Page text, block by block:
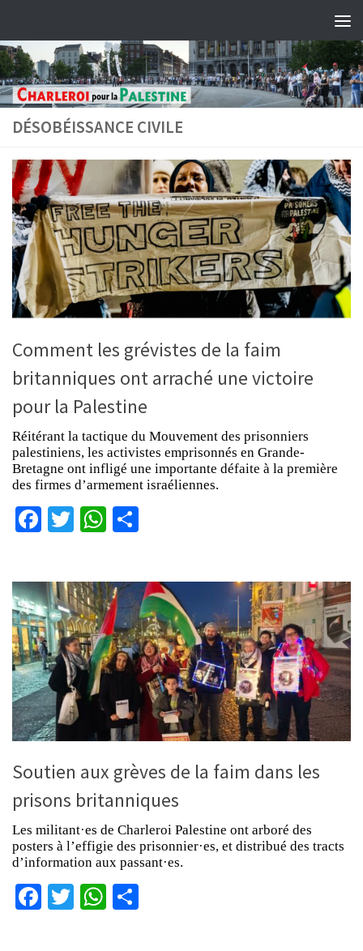
DÉSOBÉISSANCE CIVILE
Comment les grévistes de la faim
britanniques ont arraché une victoire
pour la Palestine
Réitérant la tactique du Mouvement des prisonniers
palestiniens, les activistes emprisonnés en Grande-
Bretagne ont infligé une importante défaite à la première
des firmes d’armement israéliennes.
Facebook
TwitterWhatsApp
Soutien aux grèves de la faim dans les
prisons britanniques
Les militant·es de Charleroi Palestine ont arboré des
posters à l’effigie des prisonnier·es, et distribué des tracts
d’information aux passant·es.
Facebook
TwitterWhatsApp